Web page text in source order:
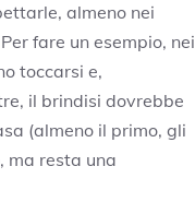
almeno nei
fare un esempio, nei
toccarsi e,
il brindisi dovrebbe
(almeno il primo, gli
ma resta una